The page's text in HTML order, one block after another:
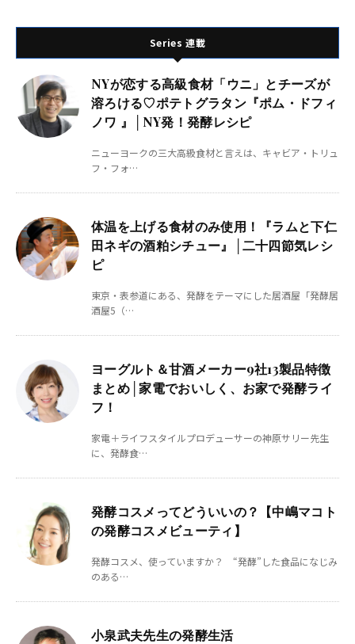
Series 連載
NYが恋する高級食材「ウニ」とチーズが
溶ろける♡ポテトグラタン『ポム・ドフィ
ノワ 』│NY発！発酵レシピ
ニューヨークの三大高級食材と言えは、キャビア・トリュ
フ・フォ…
体温を上げる食材のみ使用！『ラムと下仁
田ネギの酒粕シチュー』│二十四節気レシ
ピ
東京・表参道にある、発酵をテーマにした居酒屋「発酵居
酒屋5（…
ヨーグルト＆甘酒メーカー9社13製品特徴
まとめ│家電でおいしく、お家で発酵ライ
フ！
家電＋ライフスタイルプロデューサーの神原サリー先生
に、発酵食…
発酵コスメってどういいの？【中嶋マコト
の発酵コスメビューティ】
発酵コスメ、使っていますか？ “発酵”した食品になじみ
のある…
小泉武夫先生の発酵生活